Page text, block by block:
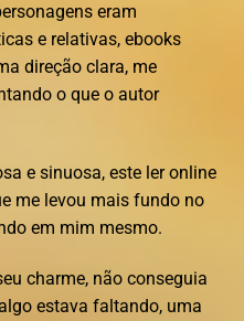
eram
e relativas, ebooks
direção clara, me
o que o autor
e sinuosa, este ler online
me levou mais fundo no
em mim mesmo.
charme, não conseguia
estava faltando, uma